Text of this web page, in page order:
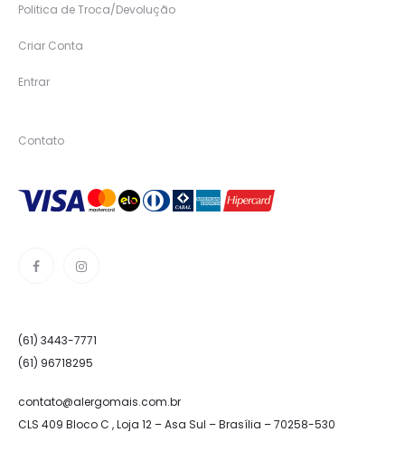
Politica de Troca/Devolução
Criar Conta
Entrar
Contato
(61) 3443-7771
(61) 96718295
contato@alergomais.com.br
CLS 409 Bloco C , Loja 12 – Asa Sul – Brasília – 70258-530